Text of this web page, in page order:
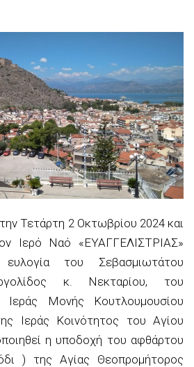
Τετάρτη 2 Οκτωβρίου 2024 και
Ιερό Ναό «ΕΥΑΓΓΕΛΙΣΤΡΙΑΣ»
του Σεβασμιωτάτου
κ. Νεκταρίου, του
Ιεράς Μονής Κουτλουμουσίου
Ιεράς Κοινότητος του Αγίου
η υποδοχή του αφθάρτου
) της Αγίας Θεοπρομήτορος